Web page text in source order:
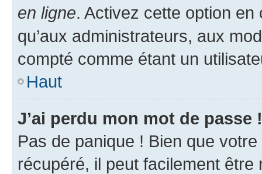
en ligne. Activez cette option
qu’aux administrateurs, aux
compté comme étant un
Haut
J’ai perdu mon mot de passe !
Pas de panique ! Bien que
récupéré, il peut facilement